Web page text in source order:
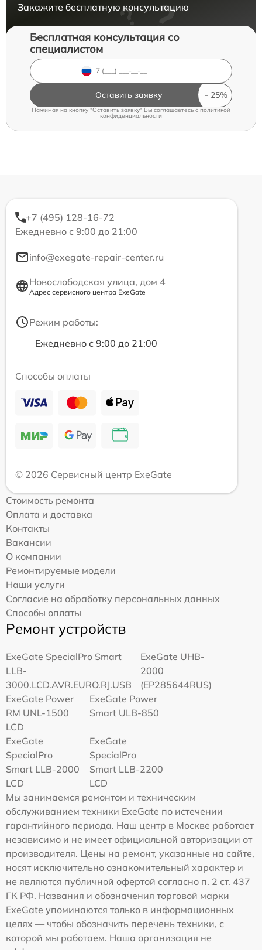
Закажите бесплатную консультацию
Бесплатная консультация со
специалистом
Оставить заявку
Нажимая на кнопку "Оставить заявку" Вы соглашаетесь cполитикой
конфиденциальности
+7 (495) 128-16-72
Ежедневно с 9:00 до 21:00
info@exegate-repair-center.ru
Новослободская улица, дом 4
Адрес сервисного центра ExeGate
Режим работы:
Ежедневно с 9:00 до 21:00
Способы оплаты
© 2026 Сервисный центр ExeGate
Стоимость ремонта
Оплата и доставка
Контакты
Вакансии
О компании
Ремонтируемые модели
Наши услуги
Согласие на обработку персональных данных
Способы оплаты
Ремонт устройств
ExeGate SpecialPro Smart
LLB-
3000.LCD.AVR.EURO.RJ.USB
ExeGate UHB-
2000
(EP285644RUS)
ExeGate Power
RM UNL-1500
LCD
ExeGate Power
Smart ULB-850
ExeGate
SpecialPro
Smart LLB-2000
LCD
ExeGate
SpecialPro
Smart LLB-2200
LCD
Мы занимаемся ремонтом и техническим
обслуживанием техники ExeGate по истечении
гарантийного периода. Наш центр в Москве работает
независимо и не имеет официальной авторизации от
производителя. Цены на ремонт, указанные на сайте,
носят исключительно ознакомительный характер и
не являются публичной офертой согласно п. 2 ст. 437
ГК РФ. Названия и обозначения торговой марки
ExeGate упоминаются только в информационных
целях — чтобы обозначить перечень техники, с
которой мы работаем. Наша организация не